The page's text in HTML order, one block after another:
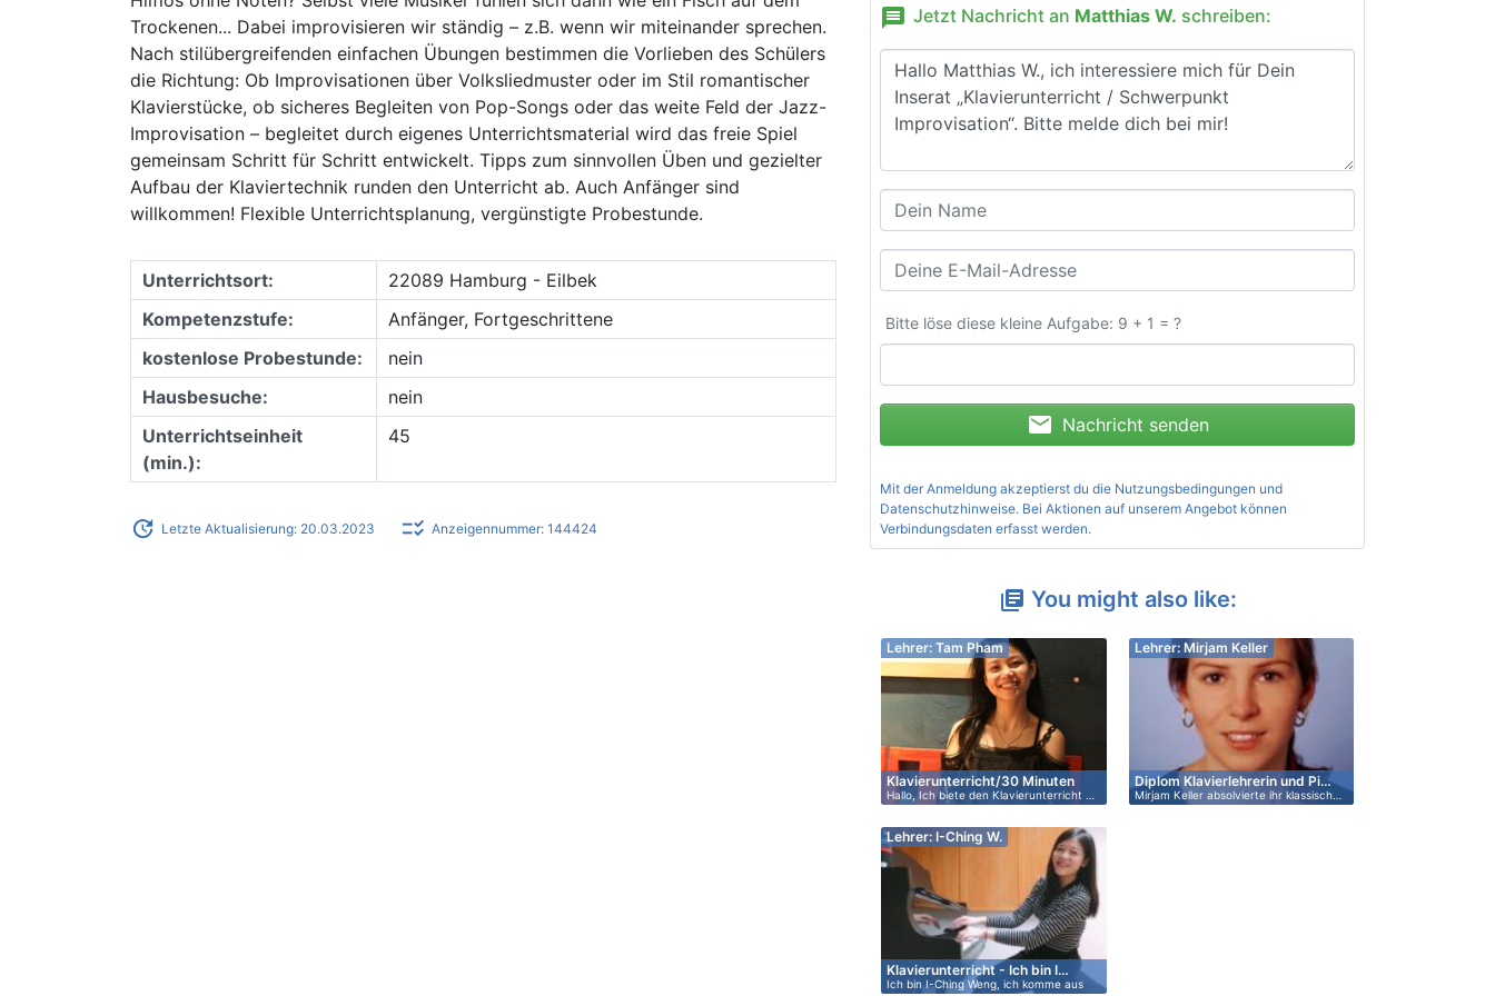
Trockenen... Dabei improvisieren wir ständig – z.B. wenn wir miteinander sprechen.
Nach stilübergreifenden einfachen Übungen bestimmen die Vorlieben des Schülers
die Richtung: Ob Improvisationen über Volksliedmuster oder im Stil romantischer
Klavierstücke, ob sicheres Begleiten von Pop-Songs oder das weite Feld der Jazz-
Improvisation – begleitet durch eigenes Unterrichtsmaterial wird das freie Spiel
gemeinsam Schritt für Schritt entwickelt. Tipps zum sinnvollen Üben und gezielter
Aufbau der Klaviertechnik runden den Unterricht ab. Auch Anfänger sind
willkommen! Flexible Unterrichtsplanung, vergünstigte Probestunde.
Unterrichtsort:
22089 Hamburg - Eilbek
Kompetenzstufe:
Anfänger, Fortgeschrittene
kostenlose Probestunde:
nein
Hausbesuche:
nein
Unterrichtseinheit
(min.):
45
update Letzte Aktualisierung: 20.03.2023 checklist_rtl Anzeigennummer: 144424
message Jetzt Nachricht an Matthias W. schreiben:
Bitte löse diese kleine Aufgabe: 9 + 1 = ?
mail Nachricht senden
Mit der Anmeldung akzeptierst du die Nutzungsbedingungen und
Datenschutzhinweise. Bei Aktionen auf unserem Angebot können
Verbindungsdaten erfasst werden.
library_books You might also like:
Lehrer: Tam Pham
Klavierunterricht/30 Minuten
Hallo, Ich biete den Klavierunterricht …
Lehrer: Mirjam Keller
Diplom Klavierlehrerin und Pi…
Mirjam Keller absolvierte ihr klassisch…
Lehrer: I-Ching W.
Klavierunterricht - Ich bin I…
Ich bin I-Ching Weng, ich komme aus